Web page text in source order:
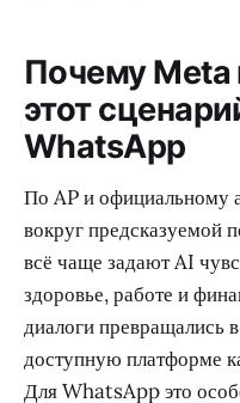
Почему Meta
этот
WhatsApp
По AP и официальному
вокруг предсказуемой
всё чаще задают AI
здоровье, работе и
диалоги превращались
доступную платформе
Для WhatsApp это